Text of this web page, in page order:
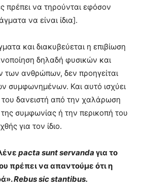
πρέπει να τηρούνται εφόσον
να είναι ίδια].
και διακυβεύεται η επιβίωση
δηλαδή φυσικών και
των ανθρώπων, δεν προηγείται
συμφωνημένων. Και αυτό ισχύει
του δανειστή από την χαλάρωση
συμφωνίας ή την περικοπή του
για τον ίδιο.
pacta sunt servanda για το
πρέπει να απαντούμε ότι η
Rebus sic stantibus.